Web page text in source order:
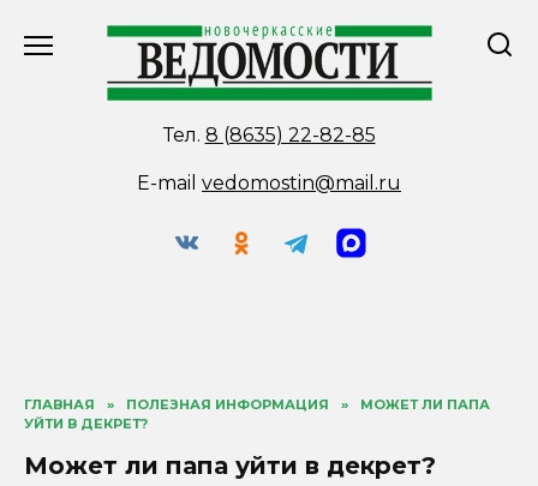
Тел. 8 (8635) 22-82-85
E-mail vedomostin@mail.ru
ГЛАВНАЯ » ПОЛЕЗНАЯ ИНФОРМАЦИЯ »
МОЖЕТ ЛИ ПАПА
УЙТИ В ДЕКРЕТ?
Может ли папа уйти в декрет?